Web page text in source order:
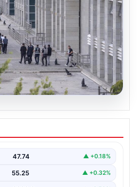
Soruşturma
Yardımcısı Mutlu
Başsavcılığı tarafından
soruşturma kapsamında Etimesgut
47.74 ▲ +0.18%
55.25 ▲ +0.32%